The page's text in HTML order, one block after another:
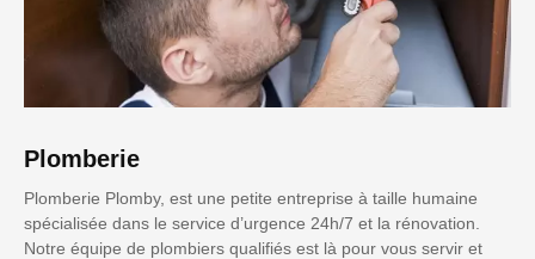
Plomberie
Plomberie Plomby, est une petite entreprise à taille humaine
spécialisée dans le service d’urgence 24h/7 et la rénovation.
Notre équipe de plombiers qualifiés est là pour vous servir et